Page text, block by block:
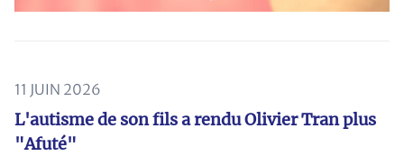
11 JUIN 2026
L'autisme de son fils a rendu Olivier Tran plus
"Afuté"